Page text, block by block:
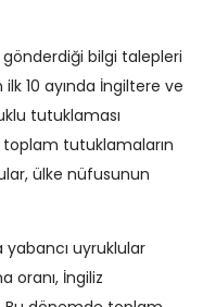
bilgi talepleri
10 ayında İngiltere ve
tutuklaması
tutuklamaların
ülke nüfusunun
yabancı uyruklular
oranı, İngiliz